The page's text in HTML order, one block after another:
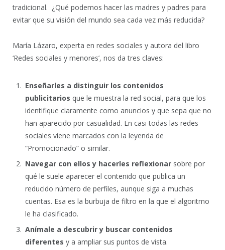
tradicional. ¿Qué podemos hacer las madres y padres para
evitar que su visión del mundo sea cada vez más reducida?
María Lázaro, experta en redes sociales y autora del libro
‘Redes sociales y menores’, nos da tres claves:
Enseñarles a distinguir los contenidos
publicitarios que le muestra la red social, para que los
identifique claramente como anuncios y que sepa que no
han aparecido por casualidad. En casi todas las redes
sociales viene marcados con la leyenda de
“Promocionado” o similar.
Navegar con ellos y hacerles reflexionar sobre por
qué le suele aparecer el contenido que publica un
reducido número de perfiles, aunque siga a muchas
cuentas. Esa es la burbuja de filtro en la que el algoritmo
le ha clasificado.
Anímale a descubrir y buscar contenidos
diferentes y a ampliar sus puntos de vista.